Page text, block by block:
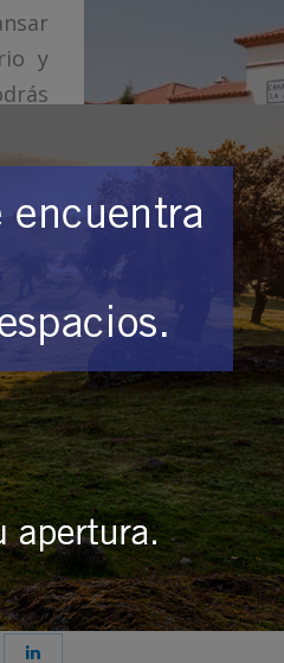
y
o
descansar y estar en
sus exteriores, sus
un día agotador
durante los meses
Share